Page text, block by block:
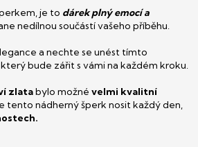
je to dárek plný emocí a
nedílnou součástí vašeho příběhu.
a nechte se unést tímto
bude zářit s vámi na každém kroku.
zlatabylo možné velmi kvalitní
tento nádherný šperk nosit každý den,